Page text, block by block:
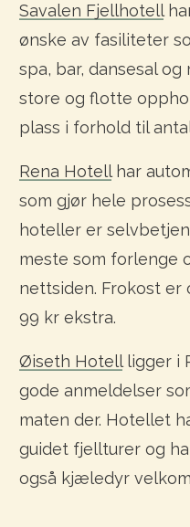
Savalen Fjellhotell
ønske av fasiliteter
spa, bar, dansesal
store og flotte
plass i forhold til
Rena Hotellhar
som gjør hele
hoteller er
meste som forlenge
nettsiden. Frokost er
99 kr ekstra.
Øiseth Hotellligger i
gode anmeldelser
maten der. Hotellet
guidet fjellturer og
også kjæledyr